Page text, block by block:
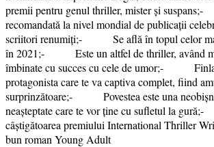
premii pentru genul thriller, mister și
recomandată la nivel mondial de publicații
scriitori renumiți;- Se află în topul celor
în 2021;- Este un altfel de thriller, având
îmbinate cu succes cu cele de umor;-
protagonista care te va captiva complet, fiind
surprinzătoare;- Povestea este una
neașteptate care te vor ține cu sufletul la
câștigătoarea premiului International Thriller
bun roman Young Adult